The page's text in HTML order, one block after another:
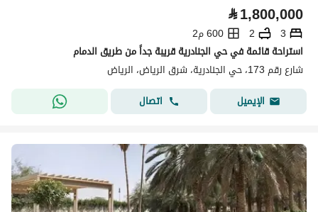
⃁1,800,000
3
2
600 م2
استراحة قائمة في حي الجنادرية قريبة جداً من طريق الدمام
شارع رقم 173، حي الجنادرية، شرق الرياض، الرياض
الإيميل
اتصال